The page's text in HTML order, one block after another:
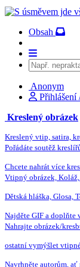
Obsah
Anonym
Přihlášení
Kreslený obrázek
Kreslený vtip, satira,
Pořádáte soutěž
Chcete nahrát více
Vtipný obrázek,
Dětská hláška, Glosa,
Najděte GIF a doplňte
Nahrajte obrázek/
ostatní vymýšlet
Navrhněte autorům, ať